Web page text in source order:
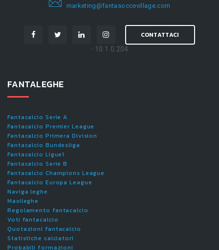
marketing@fantasoccevillage.com
CONTATTACI
- 10.1.0.204
FANTALEGHE
Fantacalcio Serie A
Fantacalcio Premier League
Fantacalcio Primera Division
Fantacalcio Bundesliga
Fantacalcio Ligue1
Fantacalcio Serie B
Fantacalcio Champions League
Fantacalcio Europa League
Naviga leghe
Maxileghe
Regolamento fantacalcio
Voti fantacalcio
Quotazioni fantacalcio
Statistiche calciatori
Probabili formazioni